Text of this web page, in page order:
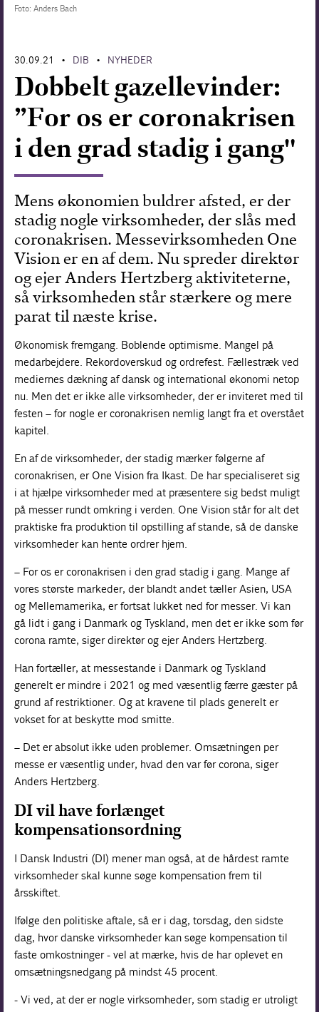
Foto: Anders Bach
30.09.21 • DIB • NYHEDER
Dobbelt gazellevinder:
”For os er coronakrisen
i den grad stadig i gang"
Mens økonomien buldrer afsted, er der
stadig nogle virksomheder, der slås med
coronakrisen. Messevirksomheden One
Vision er en af dem. Nu spreder direktør
og ejer Anders Hertzberg aktiviteterne,
så virksomheden står stærkere og mere
parat til næste krise.
Økonomisk fremgang. Boblende optimisme. Mangel på
medarbejdere. Rekordoverskud og ordrefest. Fællestræk ved
mediernes dækning af dansk og international økonomi netop
nu. Men det er ikke alle virksomheder, der er inviteret med til
festen – for nogle er coronakrisen nemlig langt fra et overstået
kapitel.
En af de virksomheder, der stadig mærker følgerne af
coronakrisen, er One Vision fra Ikast. De har specialiseret sig
i at hjælpe virksomheder med at præsentere sig bedst muligt
på messer rundt omkring i verden. One Vision står for alt det
praktiske fra produktion til opstilling af stande, så de danske
virksomheder kan hente ordrer hjem.
– For os er coronakrisen i den grad stadig i gang. Mange af
vores største markeder, der blandt andet tæller Asien, USA
og Mellemamerika, er fortsat lukket ned for messer. Vi kan
gå lidt i gang i Danmark og Tyskland, men det er ikke som før
corona ramte, siger direktør og ejer Anders Hertzberg.
Han fortæller, at messestande i Danmark og Tyskland
generelt er mindre i 2021 og med væsentlig færre gæster på
grund af restriktioner. Og at kravene til plads generelt er
vokset for at beskytte mod smitte.
– Det er absolut ikke uden problemer. Omsætningen per
messe er væsentlig under, hvad den var før corona, siger
Anders Hertzberg.
DI vil have forlænget
kompensationsordning
I Dansk Industri (DI) mener man også, at de hårdest ramte
virksomheder skal kunne søge kompensation frem til
årsskiftet.
Ifølge den politiske aftale, så er i dag, torsdag, den sidste
dag, hvor danske virksomheder kan søge kompensation til
faste omkostninger - vel at mærke, hvis de har oplevet en
omsætningsnedgang på mindst 45 procent.
- Vi ved, at der er nogle virksomheder, som stadig er utroligt